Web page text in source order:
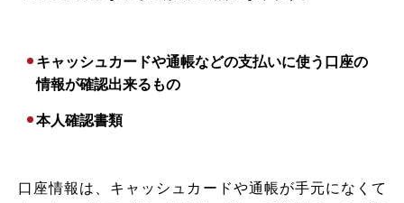
キャッシュカードや通帳などの支払いに使う口座の
情報が確認出来るもの
本人確認書類
口座情報は、キャッシュカードや通帳が手元になくて